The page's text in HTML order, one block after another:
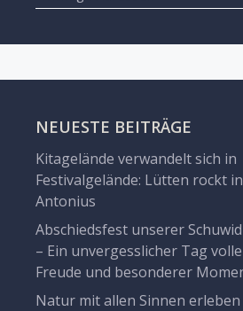
NEUESTE BEITRÄGE
Kitagelände verwandelt sich in
Festivalgelände: Lütten rockt
Antonius
Abschiedsfest unserer
– Ein unvergesslicher Tag
Freude und besonderer
Natur mit allen Sinnen erleben